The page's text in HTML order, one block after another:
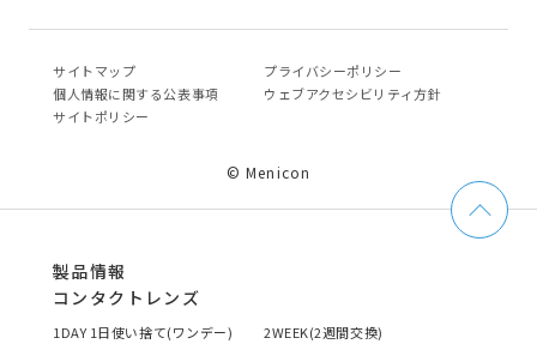
サイトマップ
プライバシーポリシー
個⼈情報に関する公表事項
ウェブアクセシビリティ方針
サイトポリシー
© Menicon
製品情報
コンタクトレンズ
1DAY 1日使い捨て(ワンデー)
2WEEK(2週間交換)